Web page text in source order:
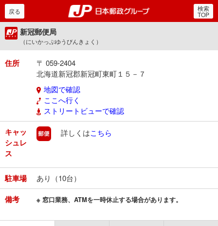
郵便局・日本郵政グルー
戻る 検索
TOP
新冠郵便局
（にいかっぷゆうびんきょく）
住所
〒 059-2404
北海道新冠郡新冠町東町１５－７
地図で確認
ここへ行く
ストリートビューで確認
キャッ
シュレ
ス
郵便
詳しくはこちら
駐車場 あり（10台）
備考 ※ 窓口業務、ATMを一時休止する場合があります。